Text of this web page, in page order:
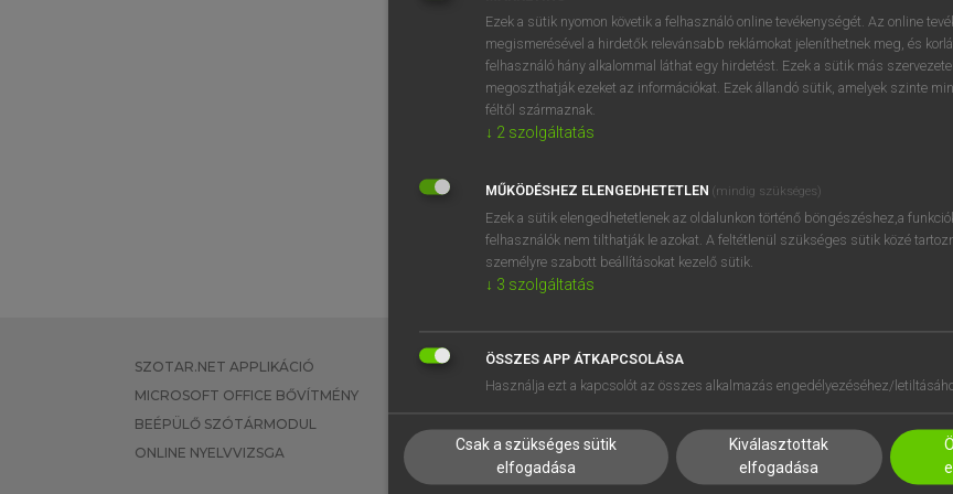
BELÉPÉS
próbaverziójának
regisztrálok és
SZOTAR.NET APPLIKÁCIÓ
MICROSOFT OFFICE BŐVÍTMÉNY
BEÉPÜLŐ SZÓTÁRMODUL
ONLINE NYELVVIZSGA
EGYÉNI FELHASZNÁLÓKNAK
TANULÓKNAK
VÁLLALATI MEGOLDÁSOK
SÚGÓ
RÓLUNK
SÜTI BEÁLLÍTÁSOK
Ezek a sütik nyomon követik a felhasználó online tevékenységét. Az online
megismerésével a hirdetők relevánsabb reklámokat jeleníthetnek meg, és
felhasználó hány alkalommal láthat egy hirdetést. Ezek a sütik más
megoszthatják ezeket az információkat. Ezek állandó sütik, amelyek szinte
féltől származnak.
↓ 2 szolgáltatás
MŰKÖDÉSHEZ ELENGEDHETETLEN (mindig szükséges)
Ezek a sütik elengedhetetlenek az oldalunkon történő böngészéshez,a
felhasználók nem tilthatják le azokat. A feltétlenül szükséges sütik közé
személyre szabott beállításokat kezelő sütik.
↓ 3 szolgáltatás
ÖSSZES APP ÁTKAPCSOLÁSA
Használja ezt a kapcsolót az összes alkalmazás engedélyezéséhez/
Csak a szükséges sütik
elfogadása
Kiválasztottak
elfogadása